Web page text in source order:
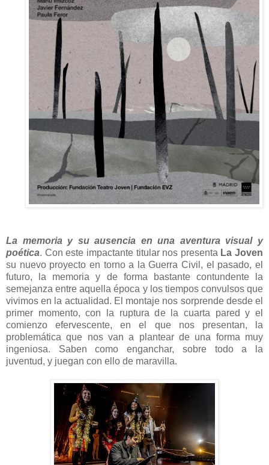
La memoria y su ausencia en una aventura visual y
poética. Con este impactante titular nos presenta La Joven
su nuevo proyecto en torno a la Guerra Civil, el pasado, el
futuro, la memoria y de forma bastante contundente la
semejanza entre aquella época y los tiempos convulsos que
vivimos en la actualidad. El montaje nos sorprende desde el
primer momento, con la ruptura de la cuarta pared y el
comienzo efervescente, en el que nos presentan, la
problemática que nos van a plantear de una forma muy
ingeniosa. Saben como enganchar, sobre todo a la
juventud, y juegan con ello de maravilla.